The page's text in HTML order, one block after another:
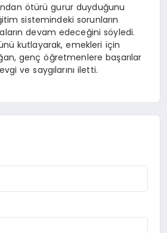
ötürü gurur duyduğunu
sistemindeki sorunların
devam edeceğini söyledi.
kutlayarak, emekleri için
genç öğretmenlere başarılar
ve saygılarını iletti.